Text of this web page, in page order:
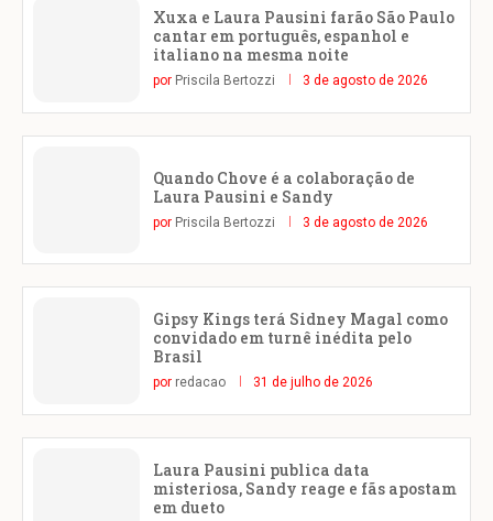
Xuxa e Laura Pausini farão São Paulo
cantar em português, espanhol e
italiano na mesma noite
por Priscila Bertozzi 3 de agosto de 2026
Quando Chove é a colaboração de
Laura Pausini e Sandy
por Priscila Bertozzi 3 de agosto de 2026
Gipsy Kings terá Sidney Magal como
convidado em turnê inédita pelo
Brasil
por redacao 31 de julho de 2026
Laura Pausini publica data
misteriosa, Sandy reage e fãs apostam
em dueto